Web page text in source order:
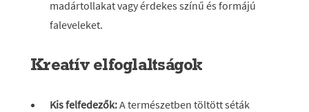
madártollakat vagy érdekes színű és formájú
faleveleket.
Kreatív elfoglaltságok
Kis felfedezők:A természetben töltött séták